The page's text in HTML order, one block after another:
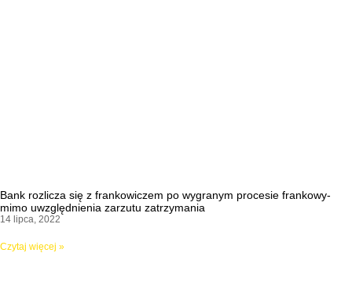
Bank rozlicza się z frankowiczem po wygranym procesie frankowy-
mimo uwzględnienia zarzutu zatrzymania
14 lipca, 2022
Czytaj więcej »